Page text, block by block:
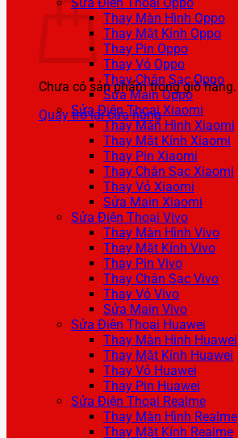
Chưa có sản phẩm trong giỏ hàng.
Quay trở lại cửa hàng
Thay Màn Hình Oppo
Thay Mặt Kính Oppo
Thay Pin Oppo
Thay Vỏ Oppo
Thay Chân Sạc Oppo
Sửa Main Oppo
Sửa Điện Thoại Xiaomi
Thay Màn Hình Xiaomi
Thay Mặt Kính Xiaomi
Thay Pin Xiaomi
Thay Chân Sạc Xiaomi
Thay Vỏ Xiaomi
Sửa Main Xiaomi
Sửa Điện Thoại Vivo
Thay Màn Hình Vivo
Thay Mặt Kính Vivo
Thay Pin Vivo
Thay Chân Sạc Vivo
Thay Vỏ Vivo
Sửa Main Vivo
Sửa Điện Thoại Huawei
Thay Màn Hình Huawei
Thay Mặt Kính Huawei
Thay Vỏ Huawei
Thay Pin Huawei
Sửa Điện Thoại Realme
Thay Màn Hình Realme
Thay Mặt Kính Realme